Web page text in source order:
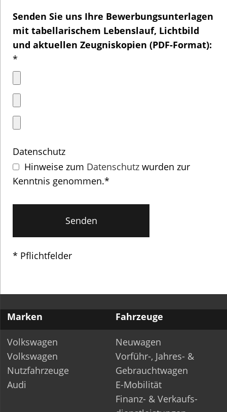
Senden Sie uns Ihre Bewerbungsunterlagen
mit tabellarischem Lebenslauf, Lichtbild
und aktuellen Zeugniskopien (PDF-Format):
*
Datenschutz
Hinweise zum Datenschutz wurden zur
Kenntnis genommen.*
* Pflichtfelder
Marken
Volkswagen
Volkswagen
Nutzfahrzeuge
Audi
Fahrzeuge
Neuwagen
Vorführ-, Jahres- &
Gebrauchtwagen
E-Mobilität
Finanz- & Verkaufs­-